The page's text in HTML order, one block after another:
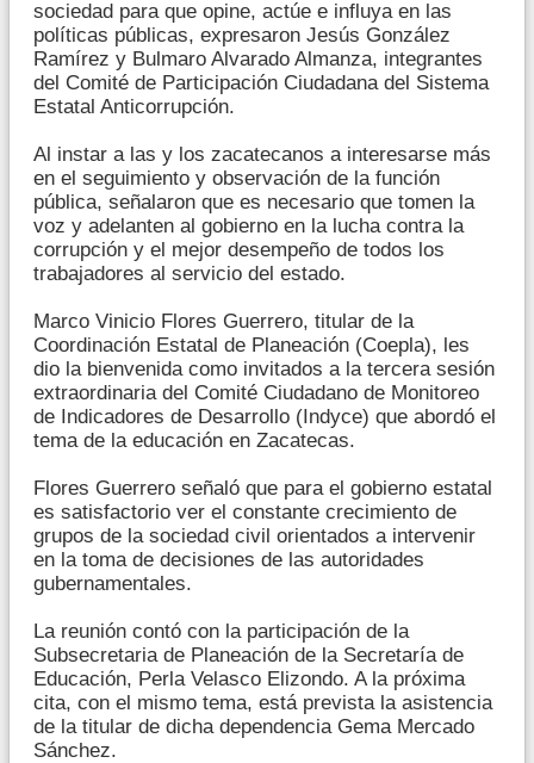
sociedad para que opine, actúe e influya en las
políticas públicas, expresaron Jesús González
Ramírez y Bulmaro Alvarado Almanza, integrantes
del Comité de Participación Ciudadana del Sistema
Estatal Anticorrupción.
Al instar a las y los zacatecanos a interesarse más
en el seguimiento y observación de la función
pública, señalaron que es necesario que tomen la
voz y adelanten al gobierno en la lucha contra la
corrupción y el mejor desempeño de todos los
trabajadores al servicio del estado.
Marco Vinicio Flores Guerrero, titular de la
Coordinación Estatal de Planeación (Coepla), les
dio la bienvenida como invitados a la tercera sesión
extraordinaria del Comité Ciudadano de Monitoreo
de Indicadores de Desarrollo (Indyce) que abordó el
tema de la educación en Zacatecas.
Flores Guerrero señaló que para el gobierno estatal
es satisfactorio ver el constante crecimiento de
grupos de la sociedad civil orientados a intervenir
en la toma de decisiones de las autoridades
gubernamentales.
La reunión contó con la participación de la
Subsecretaria de Planeación de la Secretaría de
Educación, Perla Velasco Elizondo. A la próxima
cita, con el mismo tema, está prevista la asistencia
de la titular de dicha dependencia Gema Mercado
Sánchez.